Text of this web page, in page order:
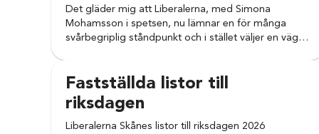
Det gläder mig att Liberalerna, med Simona
Mohamsson i spetsen, nu lämnar en för många
svårbegriplig ståndpunkt och i stället väljer en väg…
Fastställda listor till
riksdagen
Liberalerna Skånes listor till riksdagen 2026